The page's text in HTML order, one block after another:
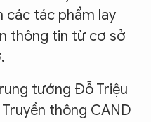
các tác phẩm lay
thông tin từ cơ sở
tướng Đỗ Triệu
thông CAND